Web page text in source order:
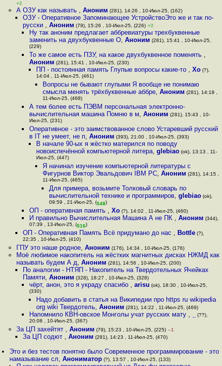
+2
А ОЗУ как называть , Аноним (281), 14:26 , 10-Июл-25, (162)
ОЗУ - Оперативное Запоминающее УстройствоЭто же и так по-
русски , Аноним (79), 15:26 , 10-Июл-25, (226) +2
Ну так аноним предлагает аббревиатуры трехбуквенные
заменить на двухбуквенные О,Аноним (281), 15:41 , 10-Июл-25,
(229)
То же самое есть ПЗУ, на какое двухбуквенное поменять ,
Аноним (281), 15:41 , 10-Июл-25, (230)
ПП - постоянная память Глупые вопросы какие-то , Xo(?),
14:04 , 11-Июл-25, (461)
Вопросы не бывают глупыми Я вообще не понимаю
смысла менять трёхбуквенные аббре, Аноним (281), 14:18 ,
11-Июл-25, (468)
А тем более есть ПЭВМ персональная электронно-
вычислительная машина Помню в м,Аноним (281), 15:43 , 10-
Июл-25, (231)
Оперативное - это заимствованное слово Устаревший русский
в IT не умеет, не п,Аноним (393), 21:00 , 10-Июл-25, (393)
В начале 90-ых я жёстко матерился по поводу
новоиспечённой компьютерной литера, glebiao(ok), 13:13 , 11-
Июл-25, (447)
Я начинал изучение компьютерной литературы с
Фигурнов Виктор Эвальдович IBM PC, Аноним (281), 14:15 ,
11-Июл-25, (465)
Для примера, возьмите Толковый словарь по
вычислительной технике и программиров,glebiao (ok),
09:59 , 21-Июл-25, (548)
ОП - оперативная память ,Xo (?), 14:02 , 11-Июл-25, (460)
И правильно Вычислительная Машина А не ПК ,Аноним (344),
07:39 , 13-Июл-25, (516)
ОП - Оперативная Память Всё придумано до нас , Bottle(?),
22:35 , 10-Июл-25, (410)
ГПУ это наше родное, Аноним (176), 14:34 , 10-Июл-25, (176)
Моё любимое накопитель на жёстких магнитных дисках НЖМД как
называть будем А д, Аноним (281), 14:56 , 10-Июл-25, (200)
По аналогии - НТЯП - Накопитель на Твердотельных Ячейках
Памяти, Аноним (328), 18:27 , 10-Июл-25, (328)
чёрт, анон, это я украду спасибо ,arisu (ok), 18:30 , 10-Июл-25,
(330)
Надо добавить в статья на Википедии про https ru wikipedia
org wiki Твердотель, Аноним (281), 14:22 , 11-Июл-25, (469)
Напомнило КВН-овское Монголы учат русских мату , (??),
20:08 , 10-Июл-25, (367)
За ЦП захейтят , Аноним (79), 15:23 , 10-Июл-25, (225) –1
За ЦП содют , Аноним (281), 14:23 , 11-Июл-25, (470)
Это и без тестов понятно было Современное программирование - это
намазывание сл,Анониматор (?), 13:57 , 10-Июл-25, (133)